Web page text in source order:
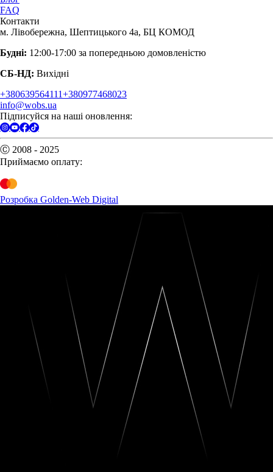
FAQ
Контакти
м. Лівобережна, Шептицького 4а, БЦ КОМОД
Будні: 12:00-17:00 за попередньою домовленістю
СБ-НД: Вихідні
+380639564111+380977468023
info@wobs.ua
Підписуйся на наші оновлення:
Ⓒ 2008 - 2025
Приймаємо оплату:
Розробка Golden-Web Digital